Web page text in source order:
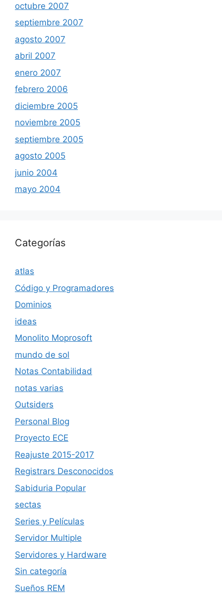
octubre 2007
septiembre 2007
agosto 2007
abril 2007
enero 2007
febrero 2006
diciembre 2005
noviembre 2005
septiembre 2005
agosto 2005
junio 2004
mayo 2004
Categorías
atlas
Código y Programadores
Dominios
ideas
Monolito Moprosoft
mundo de sol
Notas Contabilidad
notas varias
Outsiders
Personal Blog
Proyecto ECE
Reajuste 2015-2017
Registrars Desconocidos
Sabiduria Popular
sectas
Series y Películas
Servidor Multiple
Servidores y Hardware
Sin categoría
Sueños REM